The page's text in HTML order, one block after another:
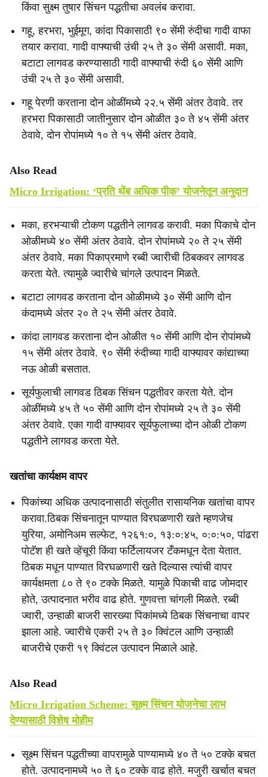
किंवा सुक्ष्म तुषार सिंचन पद्धतीचा अवलंब करावा.
गहू, हरभरा, भुईमूग, कांदा पिकासाठी ९० सेंमी रुंदीचा गादी वाफा
तयार करावा. गादी वाफ्याची उंची २५ ते ३० सेंमी असावी. मका,
बटाटा लागवड करण्यासाठी गादी वाफ्याची रुंदी ६० सेंमी आणि
उंची २५ ते ३० सेंमी असावी.
गहू पेरणी करताना दोन ओळींमध्ये २२.५ सेंमी अंतर ठेवावे. तर
हरभरा पिकासाठी जातीनुसार दोन ओळीत ३० ते ४५ सेंमी अंतर
ठेवावे, दोन रोपांमध्ये १० ते १५ सेंमी अंतर ठेवावे.
Also Read
Micro Irrigation: ‘प्रति थेंब अधिक पीक’ योजनेतून अनुदान
मका, हरभऱ्याची टोकण पद्धतीने लागवड करावी. मका पिकाचे दोन
ओळीमध्ये ४० सेंमी अंतर ठेवावे. दोन रोपांमध्ये २० ते २५ सेंमी
अंतर ठेवावे. मका पिकाप्रमाणे रब्बी ज्वारीची ठिबकवर लागवड
करता येते. त्यामुळे ज्वारीचे चांगले उत्पादन मिळते.
बटाटा लागवड करताना दोन ओळीमध्ये ३० सेंमी आणि दोन
कंदामध्ये अंतर २० ते २५ सेंमी अंतर ठेवावे.
कांदा लागवड करताना दोन ओळीत १० सेंमी आणि दोन रोपांमध्ये
१५ सेंमी अंतर ठेवावे. ९० सेंमी रुंदीच्या गादी वाफ्यावर कांद्याच्या
नऊ ओळी बसतात.
सूर्यफुलाची लागवड ठिबक सिंचन पद्धतीवर करता येते. दोन
ओळींमध्ये ४५ ते ५० सेंमी आणि दोन रोपांमध्ये २५ ते ३० सेंमी
अंतर ठेवावे. एका गादी वाफ्यावर सूर्यफुलाच्या दोन ओळी टोकण
पद्धतीने लागवड करता येते.
खतांचा कार्यक्षम वापर
पिकांच्या अधिक उत्पादनासाठी संतुलीत रासायनिक खतांचा वापर
करावा.ठिबक सिंचनातून पाण्यात विरघळणारी खते म्हणजेच
युरिया, अमोनिअम सल्फेट, १२६१:०, १३:०:४५, ०:०:५०, पांढरा
पोटॅश ही खते व्हेंचूरी किंवा फर्टिलायजर टँकमधून देता येतात.
ठिबक मधून पाण्यात विरघळणारी खते दिल्यास त्यांची वापर
कार्यक्षमता ८० ते ९० टक्के मिळते. यामुळे पिकाची वाढ जोमदार
होते, उत्पादनात भरीव वाढ होते. गुणवत्ता चांगली मिळते. रब्बी
ज्वारी, उन्हाळी बाजरी सारख्या पिकांमध्ये ठिबक सिंचनाचा वापर
झाला आहे. ज्वारीचे एकरी २५ ते ३० क्विंटल आणि उन्हाळी
बाजरीचे एकरी १९ क्विंटल उत्पादन मिळाले आहे.
Also Read
Micro Irrigation Scheme: सूक्ष्म सिंचन योजनेचा लाभ
देण्यासाठी विशेष मोहीम
सूक्ष्म सिंचन पद्धतीच्या वापरामुळे पाण्यामध्ये ४० ते ५० टक्के बचत
होते. उत्पादनामध्ये ५० ते ६० टक्के वाढ होते. मजुरी खर्चात बचत